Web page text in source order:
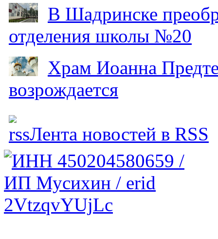
В Шадринске
отделения школы №20
Храм Иоанна
возрождается
Лента новостей в RSS